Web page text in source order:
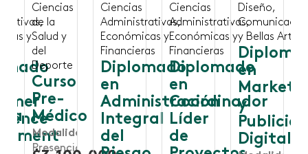
y
Ciencias
de la
Salud y
del
Deporte
Curso
Pre-
Médico
Modalidad:
Presencial
Ciencias
Administrativas,
Económicas y
Financieras
Diplomado
en
Administración
Integral
del
Ciencias
Administrativas,
Económicas y
Financieras
Diplomado
en
Coordinador
Líder
de
Diseño,
y Bellas Artes
en
y
Digital